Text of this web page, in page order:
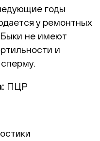
годы
у ремонтных
Быки не имеют
и
ПЦР